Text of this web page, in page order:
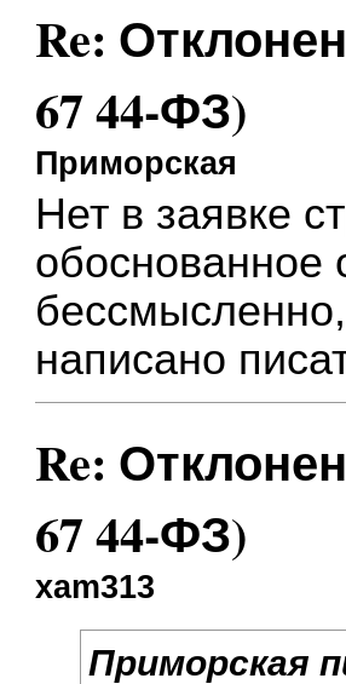
Re:
67 44-ФЗ)
Приморская
Нет в заявке
обоснованное
написано
Re:
67 44-ФЗ)
xam313
Приморская